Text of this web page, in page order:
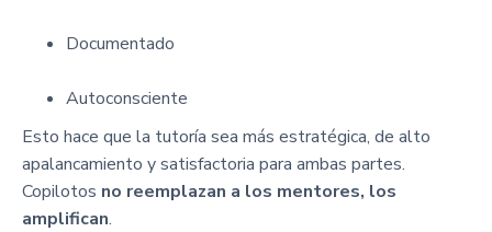
Documentado
Autoconsciente
Esto hace que la tutoría sea más estratégica, de alto
apalancamiento y satisfactoria para ambas partes.
Copilotos no reemplazan a los mentores, los
amplifican.